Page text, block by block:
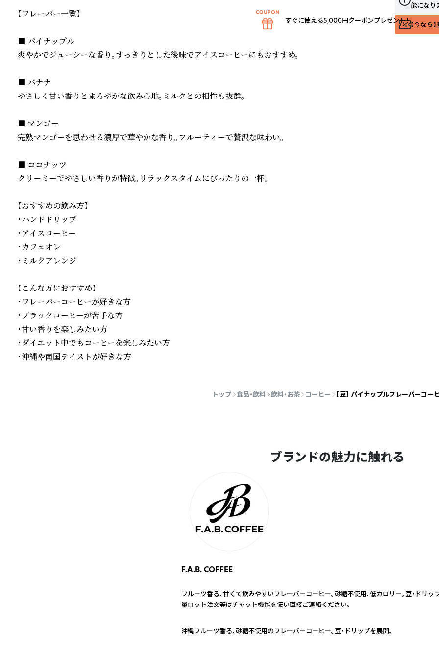
【フレーバー一覧】
■ パイナップル
爽やかでジューシーな香り。すっきりとした後味でアイスコーヒーにもおすすめ。
■ バナナ
やさしく甘い香りとまろやかな飲み心地。ミルクとの相性も抜群。
■ マンゴー
完熟マンゴーを思わせる濃厚で華やかな香り。フルーティーで贅沢な味わい。
■ ココナッツ
クリーミーでやさしい香りが特徴。リラックスタイムにぴったりの一杯。
【おすすめの飲み方】
・ハンドドリップ
・アイスコーヒー
・カフェオレ
・ミルクアレンジ
【こんな方におすすめ】
・フレーバーコーヒーが好きな方
・ブラックコーヒーが苦手な方
・甘い香りを楽しみたい方
・ダイエット中でもコーヒーを楽しみたい方
・沖縄や南国テイストが好きな方
能になり
【今なら
トップ 食品・飲料 飲料・お茶 コーヒー 【豆】 パイナップルフレーバーコー
ブランドの魅力に触れる
F.A.B. COFFEE
フルーツ香る、甘くて飲みやすいフレーバーコーヒー。砂糖不使用、低カロリー。豆・ドリッ
量ロット注文等はチャット機能を使い直接ご連絡ください。
沖縄フルーツ香る、砂糖不使用のフレーバーコーヒー。豆・ドリップを展開。
すぐに使える5,000円クーポンプレゼント！